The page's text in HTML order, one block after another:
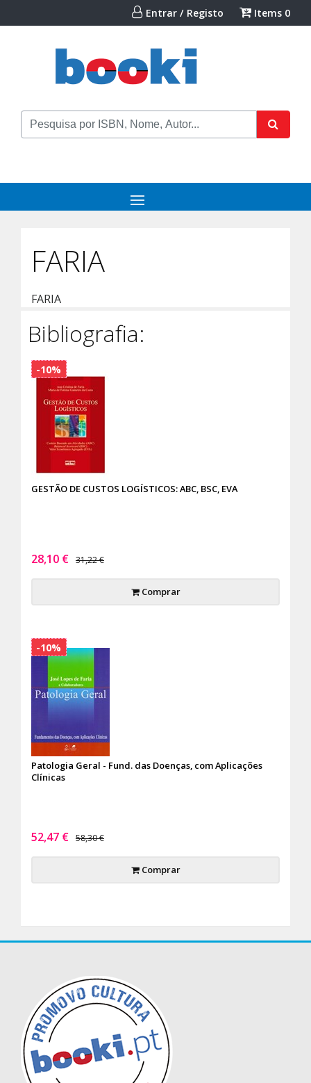
Entrar / Registo Items 0
FARIA
FARIA
Bibliografia:
GESTÃO DE CUSTOS LOGÍSTICOS: ABC, BSC, EVA
28,10 € 31,22 €
Comprar
-10%
Patologia Geral - Fund. das Doenças, com Aplicações
Clínicas
52,47 € 58,30 €
Comprar
-10%